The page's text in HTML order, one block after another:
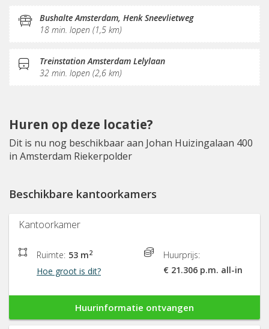
KVK-inschrijving
Sociaal hart
Restaurant
Koffie/thee
Pantry
Postverwerking
Bushalte Amsterdam, Henk Sneevlietweg
18 min. lopen (1,5 km)
Treinstation Amsterdam Lelylaan
32 min. lopen (2,6 km)
Huren op deze locatie?
Dit is nu nog beschikbaar aan Johan Huizingalaan 400
in Amsterdam Riekerpolder
Beschikbare kantoorkamers
Kantoorkamer
Ruimte: 53 m2
Hoe groot is dit?
Huurprijs:
€ 21.306 p.m. all-in
Huurinformatie ontvangen